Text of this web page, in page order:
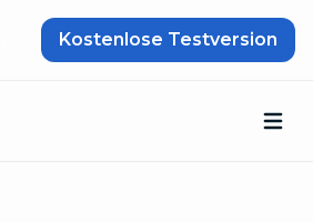
Kostenlose Testversion